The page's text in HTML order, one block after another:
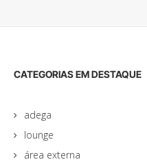
CATEGORIAS EM DESTAQUE
adega
lounge
área externa